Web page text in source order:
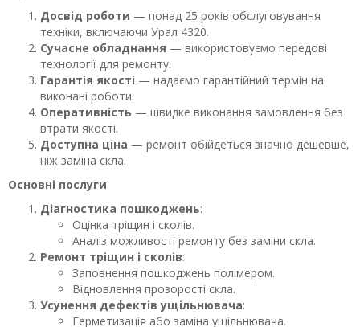
Досвід роботи — понад 25 років обслуговування
техніки, включаючи Урал 4320.
Сучасне обладнання — використовуємо передові
технології для ремонту.
Гарантія якості — надаємо гарантійний термін на
виконані роботи.
Оперативність — швидке виконання замовлення без
втрати якості.
Доступна ціна — ремонт обійдеться значно дешевше,
ніж заміна скла.
Основні послуги
Діагностика пошкоджень:
Оцінка тріщин і сколів.
Аналіз можливості ремонту без заміни скла.
Ремонт тріщин і сколів:
Заповнення пошкоджень полімером.
Відновлення прозорості скла.
Усунення дефектів ущільнювача:
Герметизація або заміна ущільнювача.